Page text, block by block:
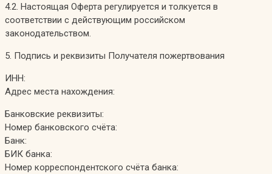
4.2. Настоящая Оферта регулируется и толкуется в
соответствии с действующим российском
законодательством.
5. Подпись и реквизиты Получателя пожертвования
ИНН:
Адрес места нахождения:
Банковские реквизиты:
Номер банковского счёта:
Банк:
БИК банка:
Номер корреспондентского счёта банка: